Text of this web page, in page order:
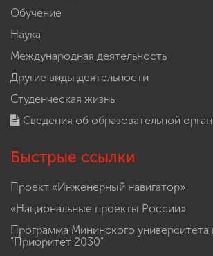
Обучение
Наука
Международная деятельность
Другие виды деятельности
Студенческая жизнь
Сведения об образовательной
Быстрые ссылки
Проект «Инженерный навигатор»
«Национальные проекты России»
Программа Мининского университета
"Приоритет 2030"